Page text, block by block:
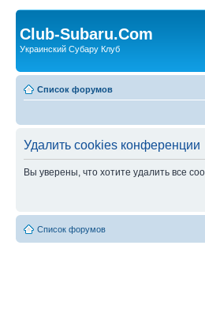
Club-Subaru.Com
Украинский Субару Клуб
Список форумов
Удалить cookies конференции
Вы уверены, что хотите удалить все
Список форумов